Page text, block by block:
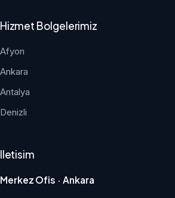
Hizmet Bolgelerimiz
Afyon
Ankara
Antalya
Denizli
Iletisim
Merkez Ofis · Ankara